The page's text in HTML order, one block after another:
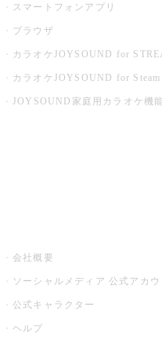
スマートフォンアプリ
ブラウザ
カラオケJOYSOUND for
カラオケJOYSOUND for Steam
JOYSOUND家庭用カラオケ機
会社概要
ソーシャルメディア 公式アカウ
公式キャラクター
ヘルプ